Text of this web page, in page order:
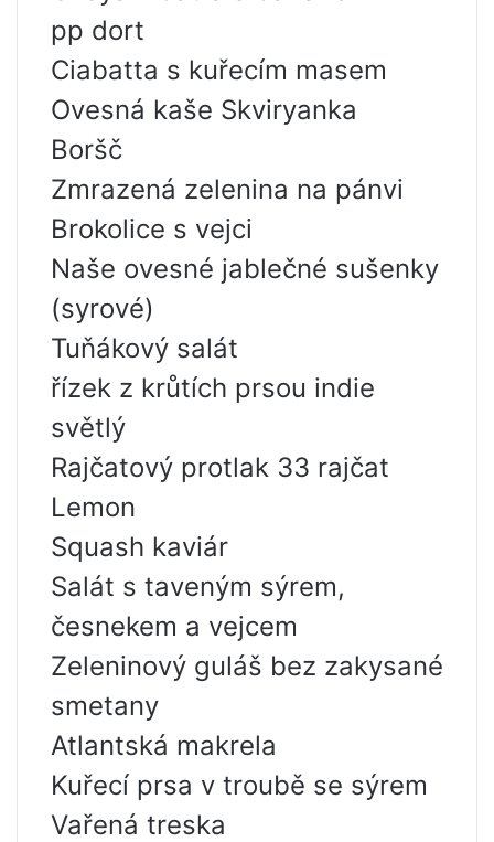
pp dort
Ciabatta s kuřecím masem
Ovesná kaše Skviryanka
Boršč
Zmrazená zelenina na pánvi
Brokolice s vejci
Naše ovesné jablečné sušenky
(syrové)
Tuňákový salát
řízek z krůtích prsou indie
světlý
Rajčatový protlak 33 rajčat
Lemon
Squash kaviár
Salát s taveným sýrem,
česnekem a vejcem
Zeleninový guláš bez zakysané
smetany
Atlantská makrela
Kuřecí prsa v troubě se sýrem
Vařená treska